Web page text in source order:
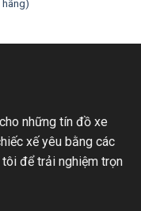
những tín đồ xe
xế yêu bằng các
để trải nghiệm trọn